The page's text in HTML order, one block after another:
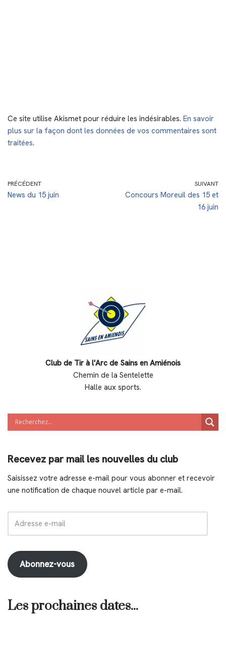
Ce site utilise Akismet pour réduire les indésirables. En savoir
plus sur la façon dont les données de vos commentaires sont
traitées.
PRÉCÉDENT
News du 15 juin
SUIVANT
Concours Moreuil des 15 et
16 juin
Club de Tir à l'Arc de Sains en Amiénois
Chemin de la Sentelette
Halle aux sports.
Recevez par mail les nouvelles du club
Saisissez votre adresse e-mail pour vous abonner et recevoir
une notification de chaque nouvel article par e-mail.
Abonnez-vous
Les prochaines dates...